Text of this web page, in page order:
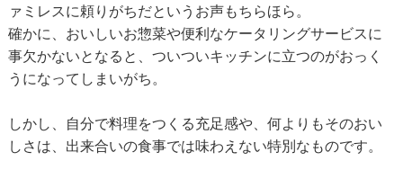
ァミレスに頼りがちだというお声もちらほら。
確かに、おいしいお惣菜や便利なケータリングサービスに
事欠かないとなると、ついついキッチンに立つのがおっく
うになってしまいがち。
しかし、自分で料理をつくる充足感や、何よりもそのおい
しさは、出来合いの食事では味わえない特別なものです。